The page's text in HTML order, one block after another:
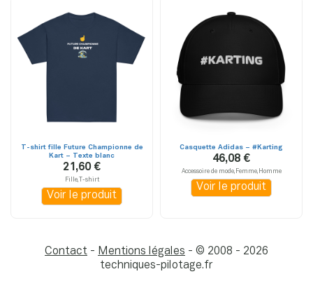
T-shirt fille Future Championne de
Kart – Texte blanc
21,60 €
Fille,T-shirt
Voir le produit
Casquette Adidas – #Karting
46,08 €
Accessoire de mode,Femme,Homme
Voir le produit
Contact - Mentions légales - © 2008 - 2026
techniques-pilotage.fr